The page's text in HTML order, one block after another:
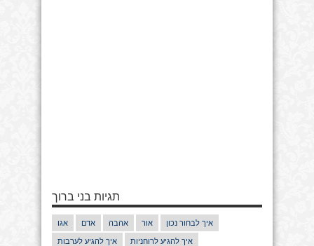
תגיות בני ברוך
אגו אדם אהבה אור איך לבחור נכון
איך להגיע לערבות איך להגיע לרוחניות